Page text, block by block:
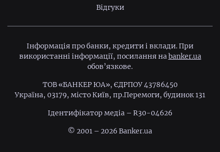
Відгуки
Інформація про банки, кредити і вклади. При
використанні інформації, посилання наbanker.ua
обов’язкове.
ТОВ «БАНКЕР ЮА», ЄДРПОУ 43786450
Україна, 03179, місто Київ, пр.Перемоги, будинок 131
Ідентифiкатор медiа – R30-04626
© 2001 – 2026 Banker.ua